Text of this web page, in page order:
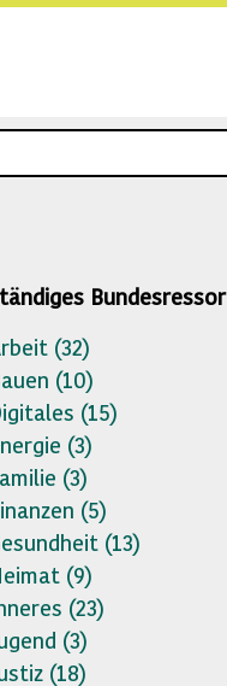
(32)
(10)
(15)
(3)
(3)
(5)
(13)
(9)
(23)
(3)
(18)